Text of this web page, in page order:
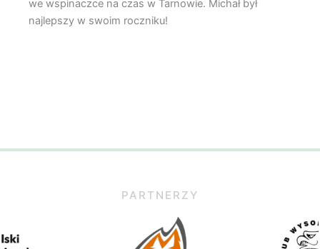
we wspinaczce na czas w Tarnowie. Michał był
najlepszy w swoim roczniku!
PARTNERZY